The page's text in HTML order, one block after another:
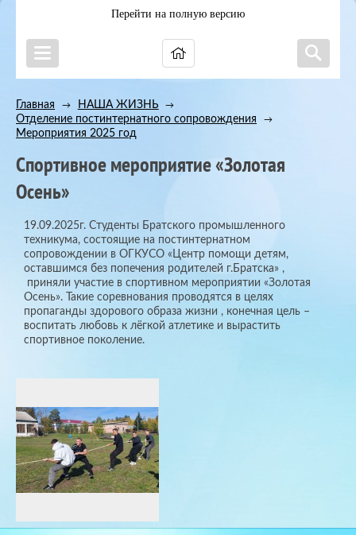
Перейти на полную версию
Главная → НАША ЖИЗНЬ →
Отделение постинтернатного сопровождения →
Мероприятия 2025 год
Спортивное мероприятие «Золотая
Осень»
19.09.2025г. Студенты Братского промышленного
техникума, состоящие на постинтернатном
сопровождении в ОГКУСО «Центр помощи детям,
оставшимся без попечения родителей г.Братска» ,
приняли участие в спортивном мероприятии «Золотая
Осень». Такие соревнования проводятся в целях
пропаганды здорового образа жизни , конечная цель –
воспитать любовь к лёгкой атлетике и вырастить
спортивное поколение.